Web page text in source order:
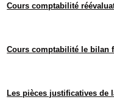
Cours comptabilité
Cours comptabilité le bilan
Les pièces justificatives de